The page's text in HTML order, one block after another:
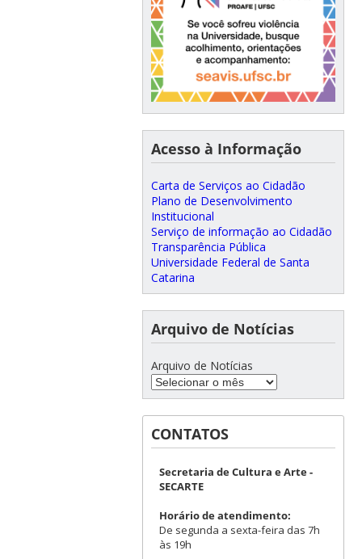
Acesso à Informação
Carta de Serviços ao Cidadão
Plano de Desenvolvimento
Institucional
Serviço de informação ao Cidadão
Transparência Pública
Universidade Federal de Santa
Catarina
Arquivo de Notícias
Arquivo de Notícias
CONTATOS
Secretaria de Cultura e Arte -
SECARTE
Horário de atendimento:
De segunda a sexta-feira das 7h
às 19h